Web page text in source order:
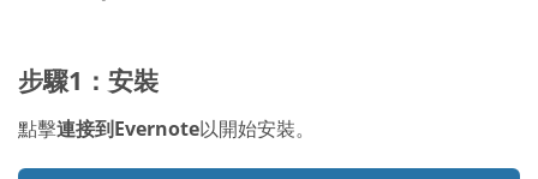
步驟1：安裝
點擊連接到Evernote以開始安裝。